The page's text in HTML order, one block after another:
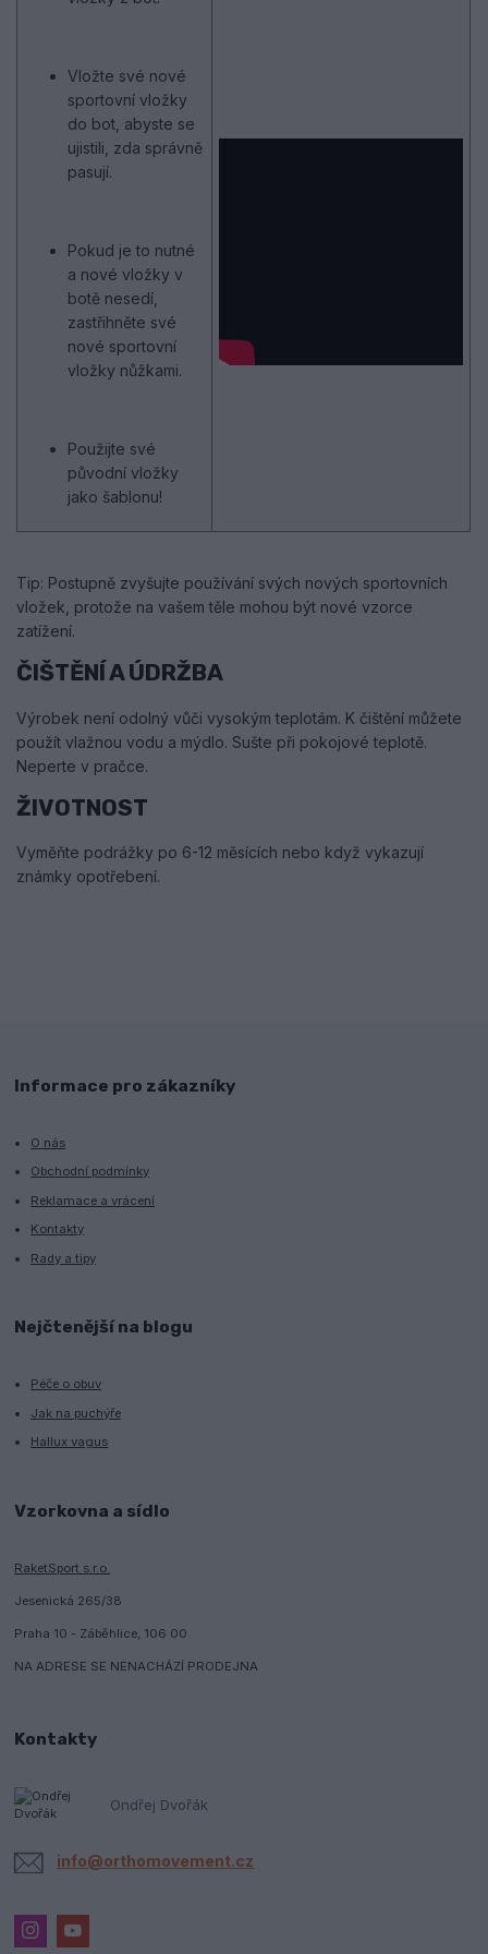
Vložte své nové
sportovní vložky
do bot, abyste se
ujistili, zda správně
pasují.
Pokud je to nutné
a nové vložky v
botě nesedí,
zastřihněte své
nové sportovní
vložky nůžkami.
Použijte své
původní vložky
jako šablonu!
Tip: Postupně zvyšujte používání svých nových sportovních
vložek, protože na vašem těle mohou být nové vzorce
zatížení.
ČIŠTĚNÍ A ÚDRŽBA
Výrobek není odolný vůči vysokým teplotám. K čištění můžete
použít vlažnou vodu a mýdlo. Sušte při pokojové teplotě.
Neperte v pračce.
ŽIVOTNOST
Vyměňte podrážky po 6-12 měsících nebo když vykazují
známky opotřebení.
Informace pro zákazníky
O nás
Obchodní podmínky
Reklamace a vrácení
Kontakty
Rady a tipy
Nejčtenější na blogu
Péče o obuv
Jak na puchýře
Hallux vagus
Vzorkovna a sídlo
RaketSport s.r.o.
Jesenická 265/38
Praha 10 - Záběhlice, 106 00
NA ADRESE SE NENACHÁZÍ PRODEJNA
Kontakty
Ondřej Dvořák
info@orthomovement.cz